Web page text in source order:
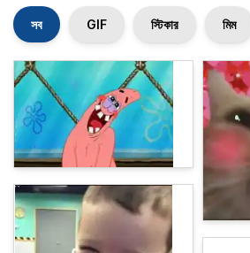
সব GIF স্টিকার মিম